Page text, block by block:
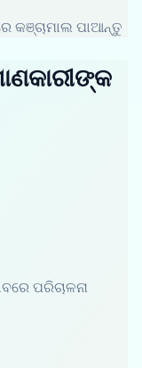
କଞ୍ଚାମାଲ ପାଆନ୍ତୁ
ପରିଚାଳନା